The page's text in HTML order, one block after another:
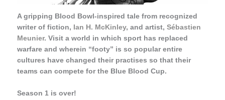
A gripping Blood Bowl-inspired tale from recognized
writer of fiction, Ian H. McKinley, and artist, Sébastien
Meunier. Visit a world in which sport has replaced
warfare and wherein “footy” is so popular entire
cultures have changed their practises so that their
teams can compete for the Blue Blood Cup.
Season 1 is over!